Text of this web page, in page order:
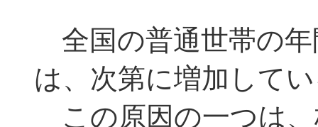
全国の普通世帯の
は、次第に増加して
この原因の一つは